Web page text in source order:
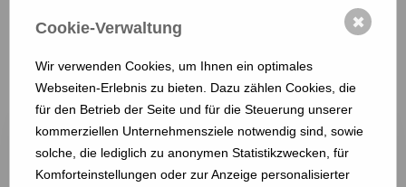
Mitgliederübersicht zurück zur Übersicht
Cookie-Verwaltung
Wir verwenden Cookies, um Ihnen ein optimales
Webseiten-Erlebnis zu bieten. Dazu zählen Cookies, die
für den Betrieb der Seite und für die Steuerung unserer
kommerziellen Unternehmensziele notwendig sind, sowie
solche, die lediglich zu anonymen Statistikzwecken, für
Komforteinstellungen oder zur Anzeige personalisierter
✖